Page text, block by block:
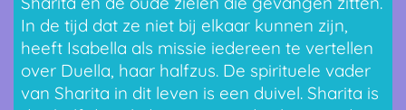
In de tijd dat ze niet bij elkaar kunnen zijn,
heeft Isabella als missie iedereen te vertellen
over Duella, haar halfzus. De spirituele vader
van Sharita in dit leven is een duivel. Sharita is